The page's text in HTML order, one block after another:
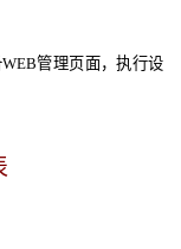
管理页面，执行设